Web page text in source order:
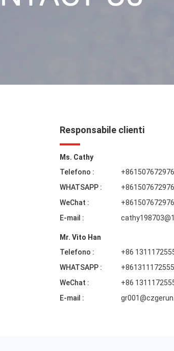
Responsabile clienti
Ms. Cathy
Telefono :
WHATSAPP :
WeChat :
E-mail :
Mr. Vito Han
Telefono :
+86
WHATSAPP :
WeChat :
+86
E-mail :